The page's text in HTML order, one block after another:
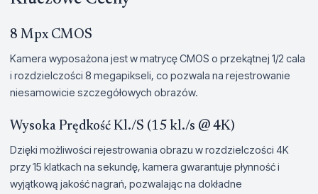
8 Mpx CMOS
Kamera wyposażona jest w matrycę CMOS o przekątnej 1/2 cala
i rozdzielczości 8 megapikseli, co pozwala na rejestrowanie
niesamowicie szczegółowych obrazów.
Wysoka Prędkość Kl./S (15 kl./s @ 4K)
Dzięki możliwości rejestrowania obrazu w rozdzielczości 4K
przy 15 klatkach na sekundę, kamera gwarantuje płynność i
wyjątkową jakość nagrań, pozwalając na dokładne